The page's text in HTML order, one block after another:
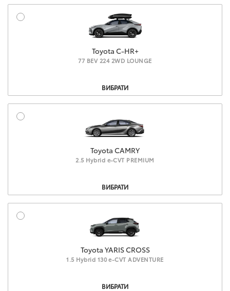
Toyota C-HR+
77 BEV 224 2WD LOUNGE
ВИБРАТИ
Toyota CAMRY
2.5 Hybrid e-CVT PREMIUM
ВИБРАТИ
Toyota YARIS CROSS
1.5 Hybrid 130 e-CVT ADVENTURE
ВИБРАТИ